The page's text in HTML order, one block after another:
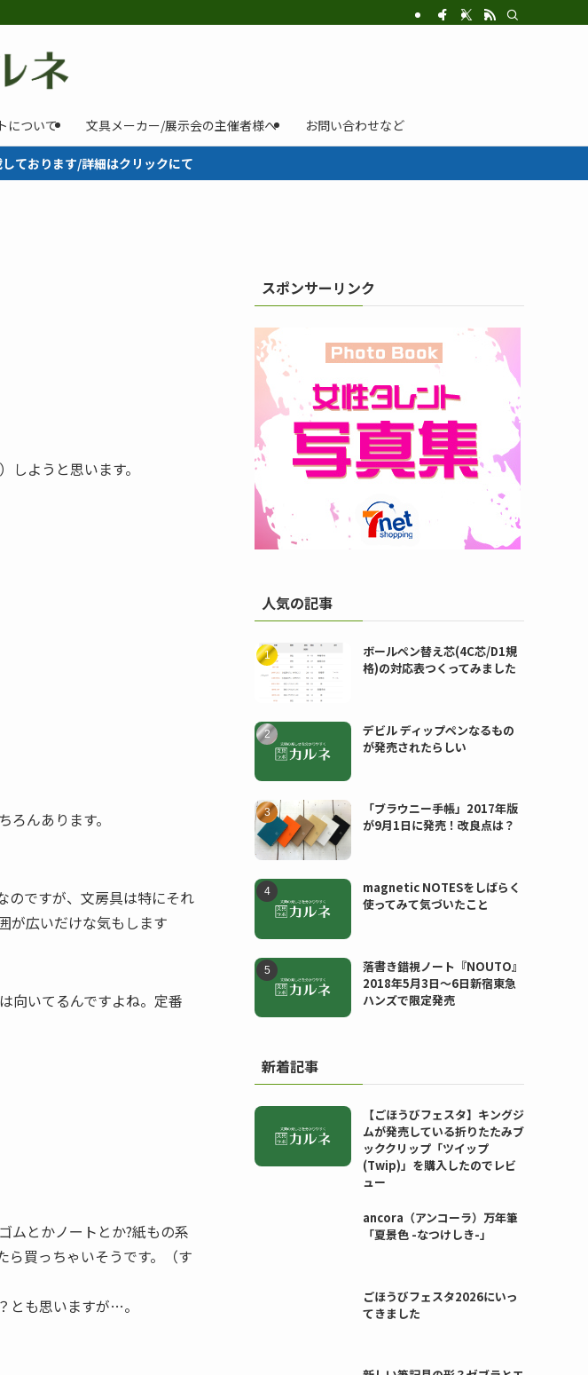
について 文具メーカー/展示会の主催者様へ お問い合わせなど
ております/詳細はクリックにて
ようと思います。
んあります。
のですが、文房具は特にそれ
が広いだけな気もします
向いてるんですよね。定番
ムとかノートとか?紙もの系
ら買っちゃいそうです。（す
とも思いますが…。
スポンサーリンク
人気の記事
ボールペン替え芯(4C芯/D1規
格)の対応表つくってみました
デビル ディップペンなるもの
が発売されたらしい
「ブラウニー手帳」2017年版
が9月1日に発売！改良点は？
magnetic NOTESをしばらく
使ってみて気づいたこと
落書き錯視ノート『NOUTO』
2018年5月3日〜6日新宿東急
ハンズで限定発売
新着記事
【ごほうびフェスタ】キングジ
ムが発売している折りたたみブ
ッククリップ「ツイップ
(Twip)」を購入したのでレビ
ュー
ancora（アンコーラ）万年筆
「夏景色 -なつけしき-」
ごほうびフェスタ2026にいっ
てきました